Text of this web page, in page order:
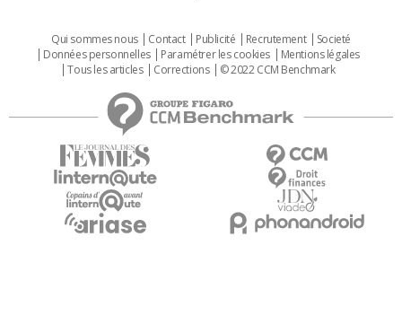
Qui sommes nous Contact Publicité Recrutement
Societé
Données personnelles
Paramétrer les cookies
Mentions légales
Tous les articles
Corrections © 2022 CCM Benchmark